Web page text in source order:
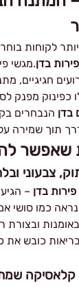
לקוחות
בדן.מגשי
חגיגיים,
כפינוק מפנק
בדן הנבחרים
תוך שמירה
שאפשר
צבעוני
פירות בדן –
כמו סושי
ובצורת
כובש את
קלאסיקה